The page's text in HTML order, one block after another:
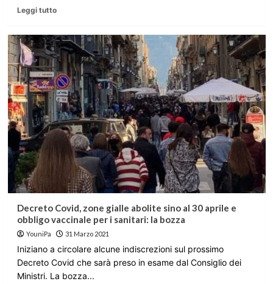
Leggi tutto
Decreto Covid, zone gialle abolite sino al 30 aprile e
obbligo vaccinale per i sanitari: la bozza
YouniPa 31 Marzo 2021
Iniziano a circolare alcune indiscrezioni sul prossimo
Decreto Covid che sarà preso in esame dal Consiglio dei
Ministri. La bozza...